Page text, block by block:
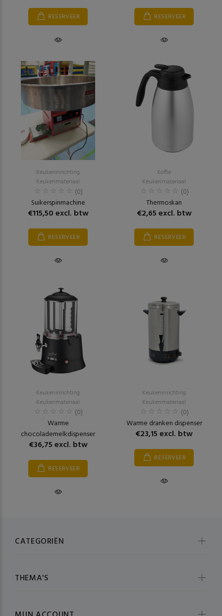
RESERVEER RESERVEER
Keukeninrichting
Keukenmateriaal
(0)
Suikerspinmachine
€115,50 excl. btw
RESERVEER
Koffie
Keukenmateriaal
(0)
Thermoskan
€2,65 excl. btw
RESERVEER
Keukeninrichting
Keukenmateriaal
(0)
Warme
chocolademelkdispenser
€36,75 excl. btw
RESERVEER
Keukeninrichting
Keukenmateriaal
(0)
Warme dranken dispenser
€23,15 excl. btw
RESERVEER
CATEGORIËN
THEMA'S